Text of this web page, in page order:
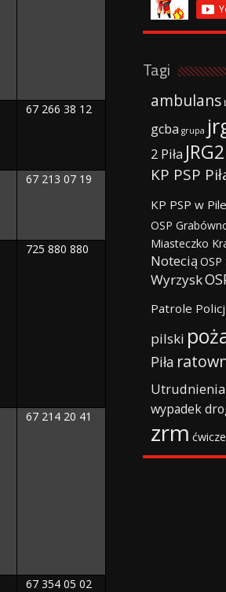
67 266 38 12
67 213 07 19
725 880 880
67 214 20 41
67 354 05 02
Tagi
ambulans
gcba grupa
2 Piła
KP PSP
KP PSP w Pile
OSP
Miasteczko
Notecią OSP
Wyrzysk
Patrole
pilski
Piła
wypadek
zrm